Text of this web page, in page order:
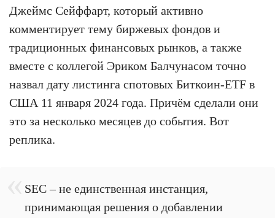
Джеймс Сейффарт, который активно
комментирует тему биржевых фондов и
традиционных финансовых рынков, а также
вместе с коллегой Эриком Балчунасом точно
назвал дату листинга спотовых Биткоин-ETF в
США 11 января 2024 года. Причём сделали они
это за несколько месяцев до события. Вот
реплика.
SEC – не единственная инстанция,
принимающая решения о добавлении